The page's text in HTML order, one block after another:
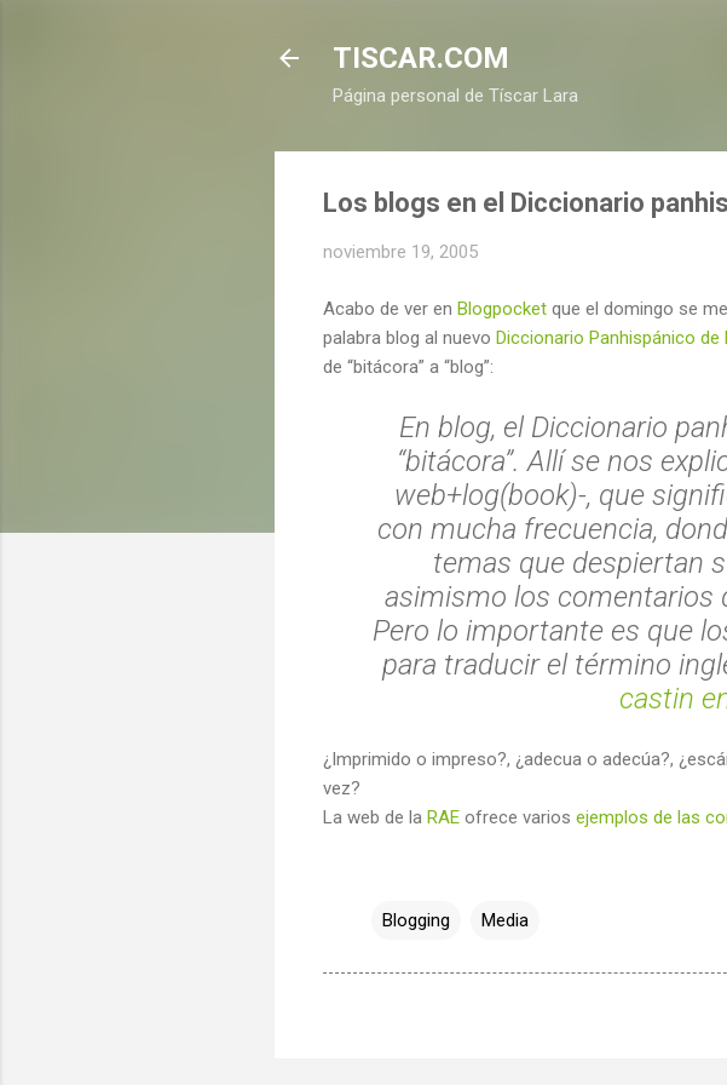
TISCAR.COM
Página personal de Tíscar Lara
Los blogs en el Diccionario
noviembre 19, 2005
Acabo de ver en Blogpocket que el domingo se
palabra blog al nuevo Diccionario Panhispánico de
de “bitácora” a “blog”:
En blog, el Diccionario
“bitácora”. Allí se nos
web+log(book)-, que
con mucha frecuencia,
temas que despiertan
asimismo los comentarios
Pero lo importante es que
para traducir el término
castin
¿Imprimido o impreso?, ¿adecua o adecúa?,
vez?
La web de la RAE ofrece varios ejemplos de las
Blogging Media